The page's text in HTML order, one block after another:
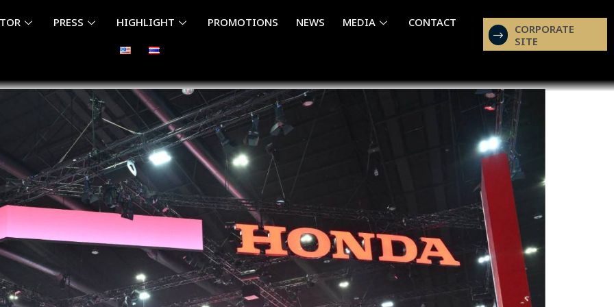
PRESS HIGHLIGHT PROMOTIONS NEWS MEDIA CONTACT CORPORATE
SITE